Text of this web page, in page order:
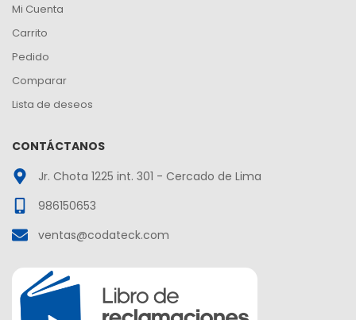
Mi Cuenta
Carrito
Pedido
Comparar
Lista de deseos
CONTÁCTANOS
Jr. Chota 1225 int. 301 - Cercado de Lima
986150653
ventas@codateck.com